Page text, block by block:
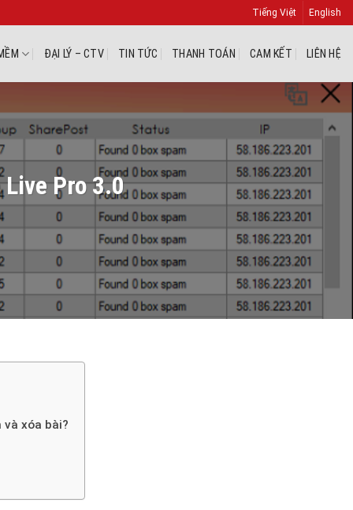
Tiếng Việt English
ĐẠI LÝ – CTV TIN TỨC THANH TOÁN CAM KẾT LIÊN HỆ
Pro 3.0
xóa bài?